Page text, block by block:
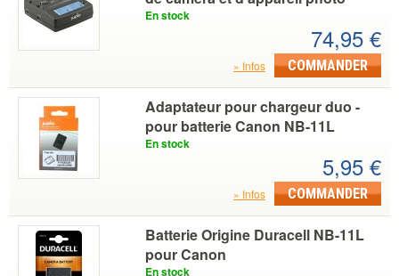
En stock
74,95 €
COMMANDER
Infos
Adaptateur pour chargeur duo -
pour batterie Canon NB-11L
En stock
5,95 €
COMMANDER
Infos
Batterie Origine Duracell NB-11L
pour Canon
En stock